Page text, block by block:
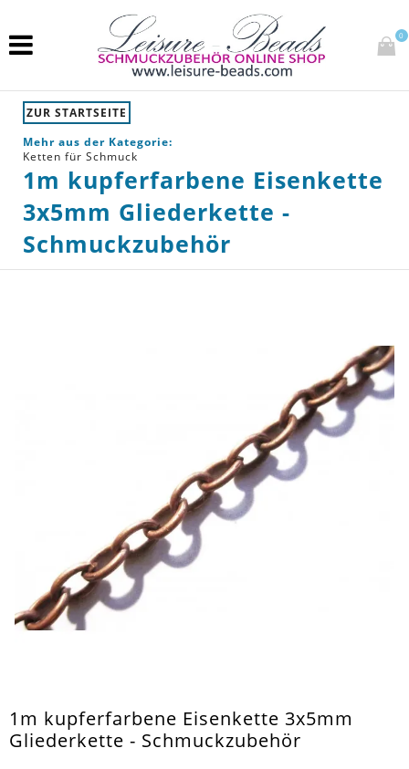
0
ZUR STARTSEITE
Mehr aus der Kategorie:
Ketten für Schmuck
1m kupferfarbene Eisenkette
3x5mm Gliederkette -
Schmuckzubehör
1m kupferfarbene Eisenkette 3x5mm
Gliederkette - Schmuckzubehör